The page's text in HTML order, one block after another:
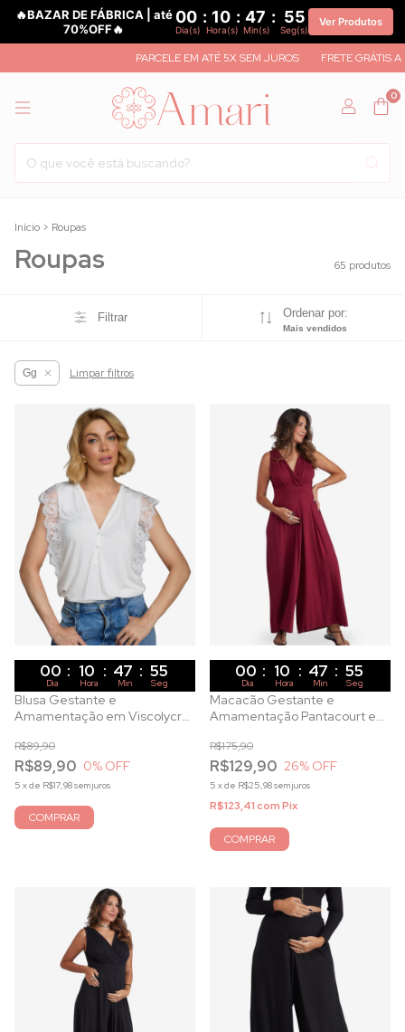
🔥BAZAR DE FÁBRICA | até
70%OFF🔥
00 : 10 : 47 : 53
Dia(s) Hora(s) Min(s) Seg(s)
Ver Produtos
PARCELE EM ATÉ 5X SEM JUROS FRETE GRÁTIS A PARTIR DE
0
Início > Roupas
Roupas 65 produtos
Filtrar Ordenar por:
Mais vendidos
Gg Limpar filtros
00 : 10 : 47 : 53
Dia Hora Min Seg
Blusa Gestante e
Amamentação em Viscolycra
R$89,90
R$89,90
0% OFF
5 xde R$17,98sem juros
COMPRAR
00 : 10 : 47 : 53
Dia Hora Min Seg
Macacão Gestante e
Amamentação Pantacourt em
R$129,90
R$175,90
26% OFF
5 xde R$25,98sem juros
R$123,41comPix
COMPRAR